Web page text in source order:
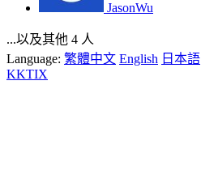
JasonWu
...以及其他 4 人
Language: 繁體中文 English 日本語
KKTIX